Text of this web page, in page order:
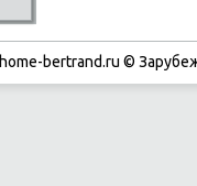
home-bertrand.ru ©